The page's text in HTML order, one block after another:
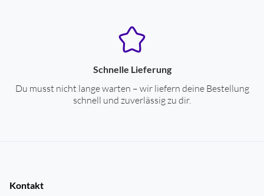
Schnelle Lieferung
Du musst nicht lange warten – wir liefern deine Bestellung
schnell und zuverlässig zu dir.
Kontakt